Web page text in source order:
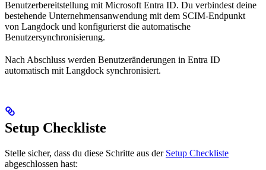
Benutzerbereitstellung mit Microsoft Entra ID. Du verbindest deine
bestehende Unternehmensanwendung mit dem SCIM-Endpunkt
von Langdock und konfigurierst die automatische
Benutzersynchronisierung.
Nach Abschluss werden Benutzeränderungen in Entra ID
automatisch mit Langdock synchronisiert.
Setup Checkliste
Stelle sicher, dass du diese Schritte aus der Setup Checkliste
abgeschlossen hast: